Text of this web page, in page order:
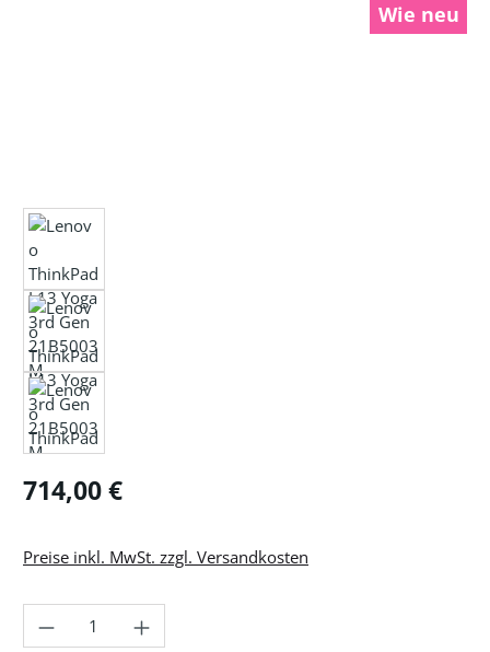
Wie neu
Regulärer Preis:
714,00 €
Preise inkl. MwSt. zzgl. Versandkosten
Produkt Anzahl: Gib den gewünschten